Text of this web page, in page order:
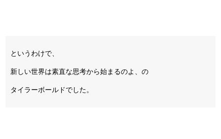
というわけで、
新しい世界は素直な思考から始まるのよ、の
タイラーボールドでした。